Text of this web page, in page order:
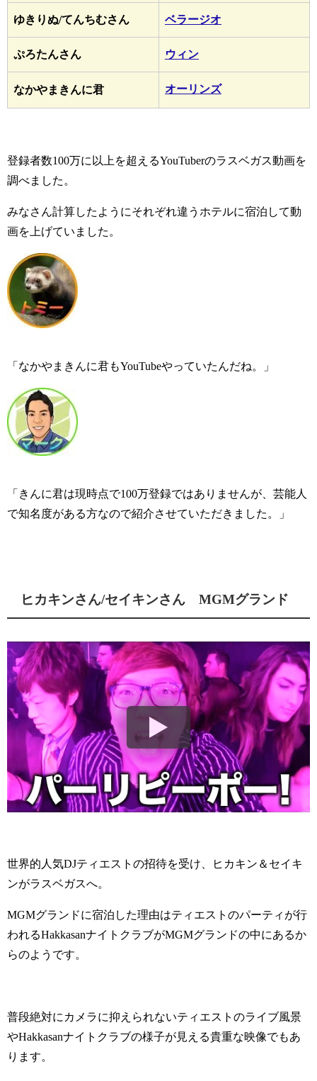
ゆきりぬ/てんちむさん ベラージオ
ぷろたんさん ウィン
なかやまきんに君 オーリンズ
登録者数100万に以上を超えるYouTuberのラスベガス動画を
調べました。
みなさん計算したようにそれぞれ違うホテルに宿泊して動
画を上げていました。
「なかやまきんに君もYouTubeやっていたんだね。」
「きんに君は現時点で100万登録ではありませんが、芸能人
で知名度がある方なので紹介させていただきました。」
ヒカキンさん/セイキンさん MGMグランド
世界的人気DJティエストの招待を受け、ヒカキン＆セイキ
ンがラスベガスへ。
MGMグランドに宿泊した理由はティエストのパーティが行
われるHakkasanナイトクラブがMGMグランドの中にあるか
らのようです。
普段絶対にカメラに抑えられないティエストのライブ風景
やHakkasanナイトクラブの様子が見える貴重な映像でもあ
ります。